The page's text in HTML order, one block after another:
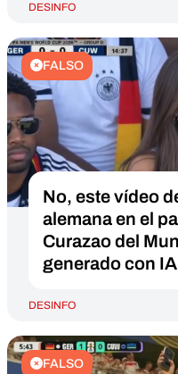
DESINFO
FALSO
No, este vídeo
alemana en el
Curazao del
generado con IA
DESINFO
FALSO